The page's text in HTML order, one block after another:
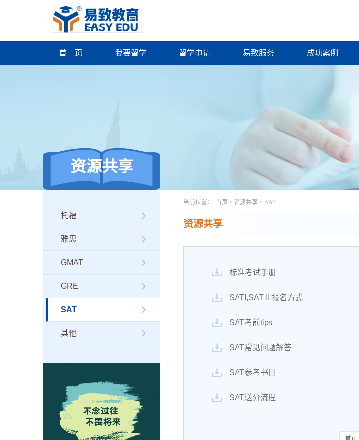
首 页 我要留学 留学申请 易致服务 成功案例
资源共享
托福
雅思
GMAT
GRE
SAT
其他
当前位置： 首页 > 资源共享 > SAT
资源共享
标准考试手册
SATI,SAT II 报名方式
SAT考前tips
SAT常见问题解答
SAT参考书目
SAT送分流程
首页